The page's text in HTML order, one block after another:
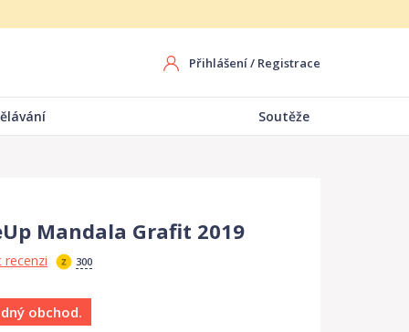
Přihlášení/ Registrace
Soutěže
Mandala Grafit 2019
recenzi 300
obchod.